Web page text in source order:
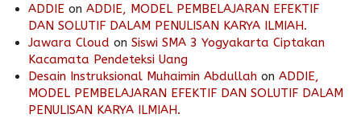
ADDIE on ADDIE, MODEL PEMBELAJARAN EFEKTIF
DAN SOLUTIF DALAM PENULISAN KARYA ILMIAH.
Jawara Cloud on Siswi SMA 3 Yogyakarta Ciptakan
Kacamata Pendeteksi Uang
Desain Instruksional Muhaimin Abdullah on ADDIE,
MODEL PEMBELAJARAN EFEKTIF DAN SOLUTIF DALAM
PENULISAN KARYA ILMIAH.